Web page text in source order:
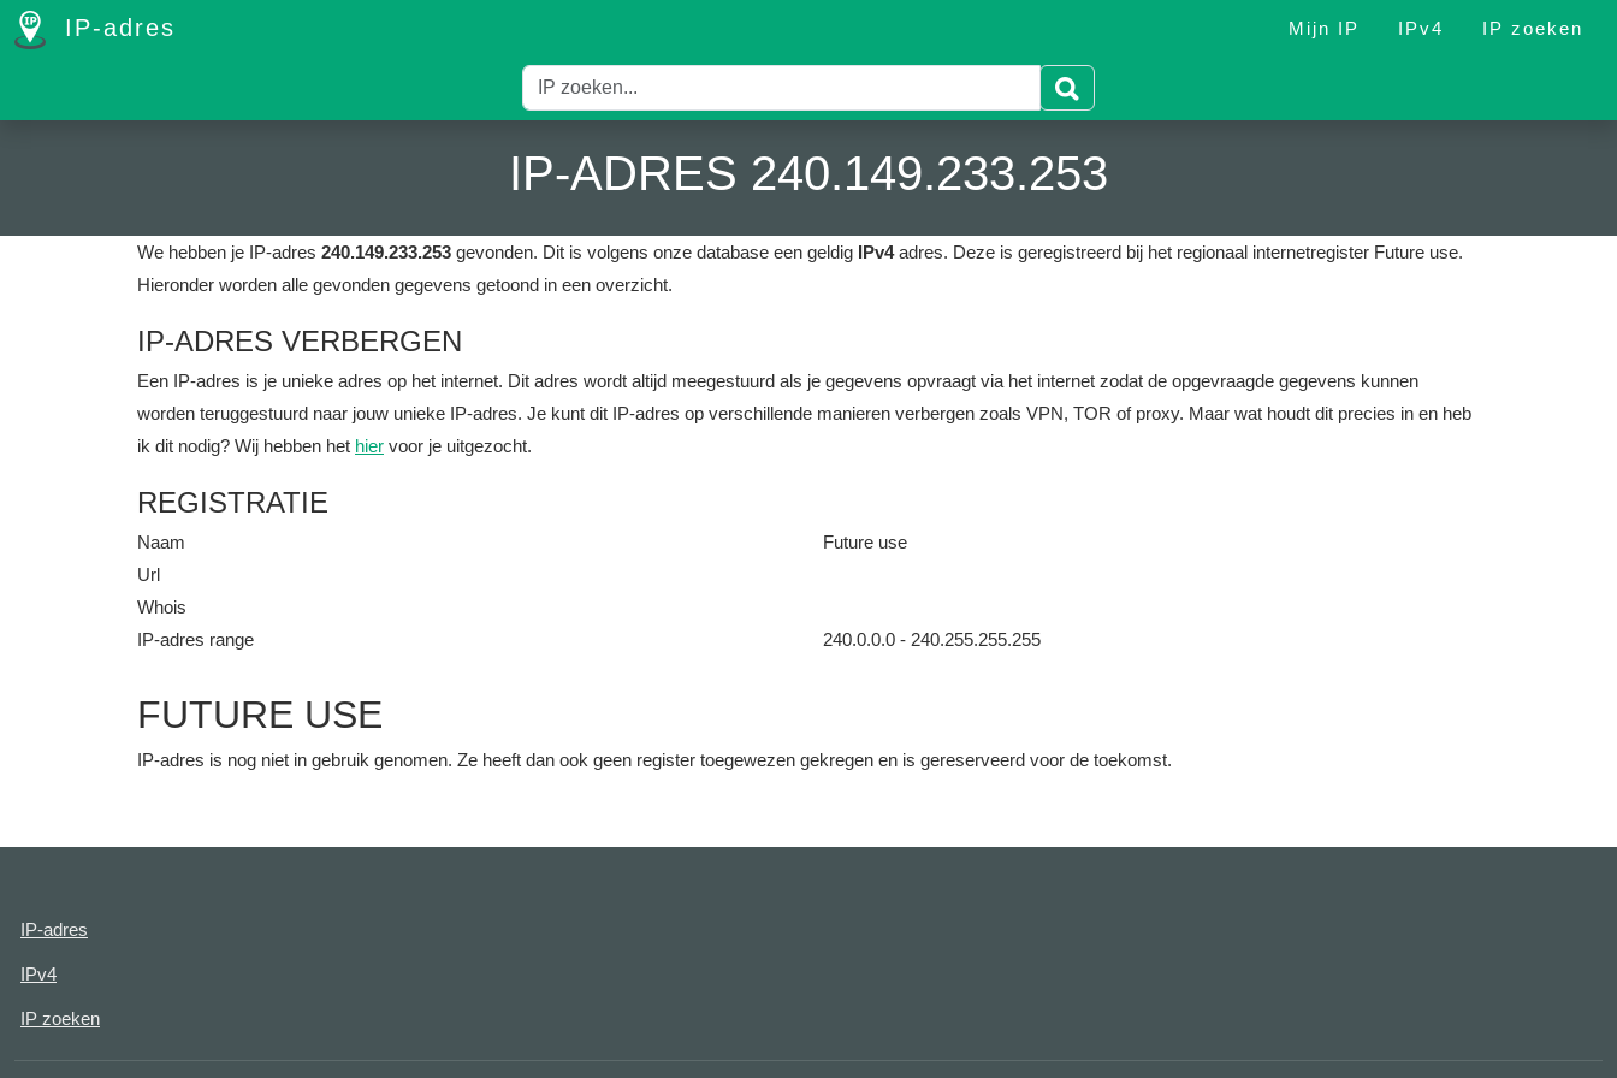
IP-adres Mijn IP IPv4 IP zoeken
IP-ADRES 240.149.233.253
We hebben je IP-adres 240.149.233.253 gevonden. Dit is volgens onze database een geldig IPv4adres. Deze is geregistreerd bij het regionaal internetregister Future use.
Hieronder worden alle gevonden gegevens getoond in een overzicht.
IP-ADRES VERBERGEN
Een IP-adres is je unieke adres op het internet. Dit adres wordt altijd meegestuurd als je gegevens opvraagt via het internet zodat de opgevraagde gegevens kunnen
worden teruggestuurd naar jouw unieke IP-adres. Je kunt dit IP-adres op verschillende manieren verbergen zoals VPN, TOR of proxy. Maar wat houdt dit precies in en heb
ik dit nodig? Wij hebben het hier voor je uitgezocht.
REGISTRATIE
Naam
Future use
Url
Whois
IP-adres range
240.0.0.0 - 240.255.255.255
FUTURE USE
IP-adres is nog niet in gebruik genomen. Ze heeft dan ook geen register toegewezen gekregen en is gereserveerd voor de toekomst.
IP-adres
IPv4
IP zoeken